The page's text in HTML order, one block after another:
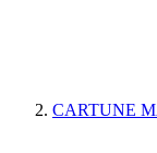
CARTUNE